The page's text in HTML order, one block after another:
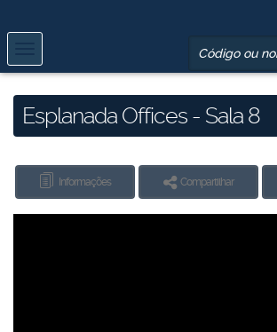
Esplanada Offices - Sala 8
Informações Compartilhar